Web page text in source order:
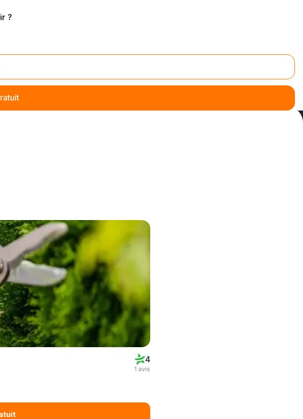
?
des jardins paysagers? Plus-que-pro.fr est l'annuaire qui vous convient !
4
1 avis